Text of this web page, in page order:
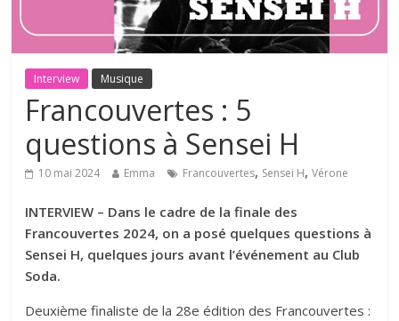
Interview Musique
Francouvertes : 5
questions à Sensei H
10 mai 2024 Emma Francouvertes, Sensei H,Vérone
INTERVIEW – Dans le cadre de la finale des
Francouvertes 2024, on a posé quelques questions à
Sensei H, quelques jours avant l’événement au Club
Soda.
Deuxième finaliste de la 28e édition des Francouvertes :